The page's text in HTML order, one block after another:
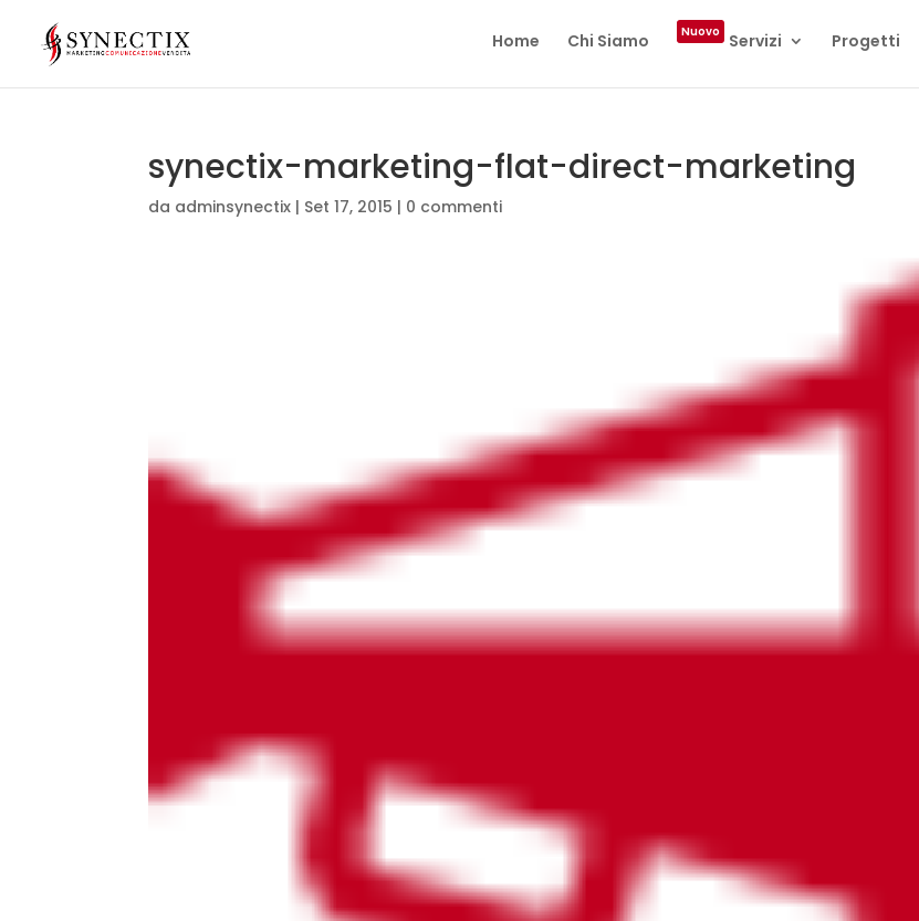
Home Chi Siamo Nuovo Servizi Progetti
synectix-marketing-flat-direct-marketing
da adminsynectix | Set 17, 2015 | 0 commenti